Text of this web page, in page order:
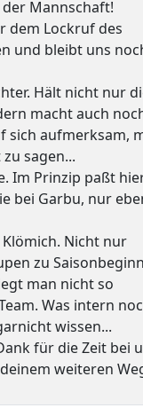
Mannschaft!
dem Lockruf des
und bleibt uns
Hält nicht nur
macht auch
sich aufmerksam,
sagen...
Im Prinzip paßt
bei Garbu, nur
Nicht nur
zu
man nicht so
Was intern
wissen...
für die Zeit bei
weiteren